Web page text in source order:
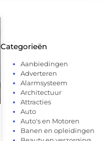
Categorieën
Aanbiedingen
Adverteren
Alarmsysteem
Architectuur
Attracties
Auto
Auto's en Motoren
Banen en opleidingen